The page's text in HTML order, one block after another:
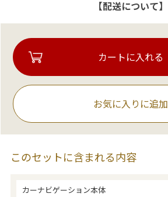
【配送について】
お気に入りに追加
このセットに含まれる内容
カーナビゲーション本体